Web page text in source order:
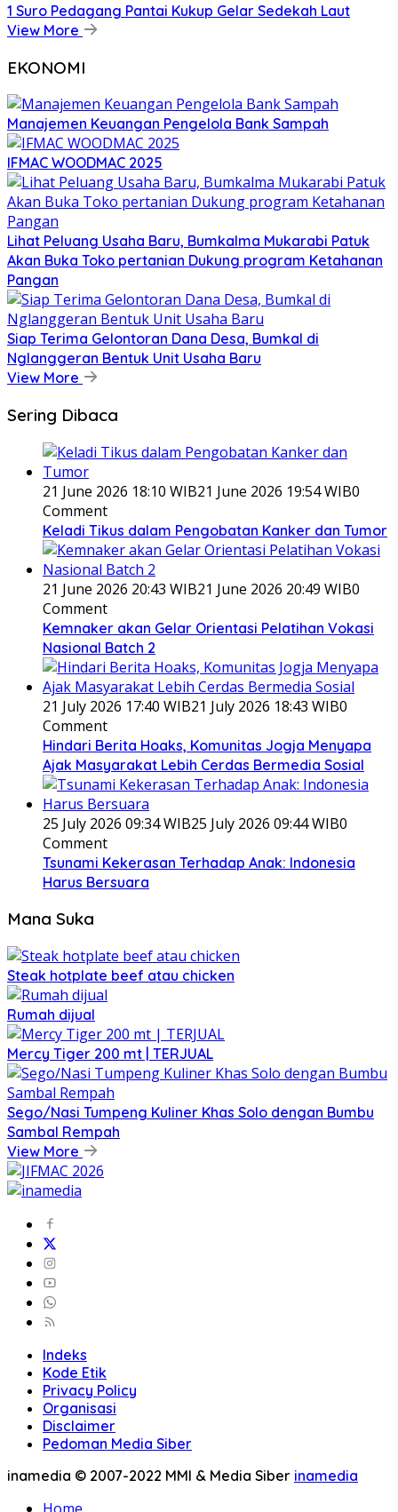
1 Suro Pedagang Pantai Kukup Gelar Sedekah Laut
View More
EKONOMI
Manajemen Keuangan Pengelola Bank Sampah
IFMAC WOODMAC 2025
Lihat Peluang Usaha Baru, Bumkalma Mukarabi Patuk
Akan Buka Toko pertanian Dukung program Ketahanan
Pangan
Siap Terima Gelontoran Dana Desa, Bumkal di
Nglanggeran Bentuk Unit Usaha Baru
View More
Sering Dibaca
21 June 2026 18:10 WIB21 June 2026 19:54 WIB0
Comment
Keladi Tikus dalam Pengobatan Kanker dan Tumor
21 June 2026 20:43 WIB21 June 2026 20:49 WIB0
Comment
Kemnaker akan Gelar Orientasi Pelatihan Vokasi
Nasional Batch 2
21 July 2026 17:40 WIB21 July 2026 18:43 WIB0
Comment
Hindari Berita Hoaks, Komunitas Jogja Menyapa
Ajak Masyarakat Lebih Cerdas Bermedia Sosial
25 July 2026 09:34 WIB25 July 2026 09:44 WIB0
Comment
Tsunami Kekerasan Terhadap Anak: Indonesia
Harus Bersuara
Mana Suka
Steak hotplate beef atau chicken
Rumah dijual
Mercy Tiger 200 mt | TERJUAL
Sego/Nasi Tumpeng Kuliner Khas Solo dengan Bumbu
Sambal Rempah
View More
Indeks
Kode Etik
Privacy Policy
Organisasi
Disclaimer
Pedoman Media Siber
inamedia © 2007-2022 MMI & Media Siber inamedia